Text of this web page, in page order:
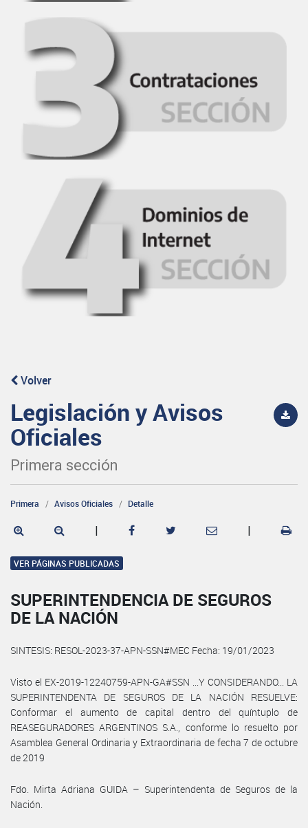
Volver
Legislación y Avisos
Oficiales
Primera sección
Primera Avisos Oficiales Detalle
| |
VER PÁGINAS PUBLICADAS
SUPERINTENDENCIA DE SEGUROS
DE LA NACIÓN
SINTESIS: RESOL-2023-37-APN-SSN#MEC Fecha: 19/01/2023
Visto el EX-2019-12240759-APN-GA#SSN ...Y CONSIDERANDO... LA
SUPERINTENDENTA DE SEGUROS DE LA NACIÓN RESUELVE:
Conformar el aumento de capital dentro del quíntuplo de
REASEGURADORES ARGENTINOS S.A., conforme lo resuelto por
Asamblea General Ordinaria y Extraordinaria de fecha 7 de octubre
de 2019
Fdo. Mirta Adriana GUIDA – Superintendenta de Seguros de la
Nación.